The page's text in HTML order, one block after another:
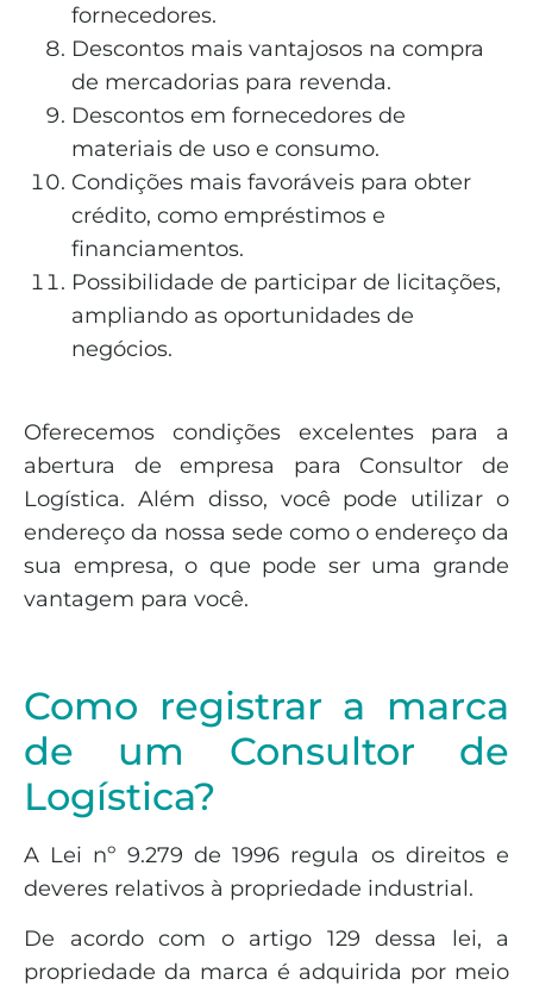
fornecedores.
Descontos mais vantajosos na compra
de mercadorias para revenda.
Descontos em fornecedores de
materiais de uso e consumo.
Condições mais favoráveis para obter
crédito, como empréstimos e
financiamentos.
Possibilidade de participar de licitações,
ampliando as oportunidades de
negócios.
Oferecemos condições excelentes para a
abertura de empresa para Consultor de
Logística. Além disso, você pode utilizar o
endereço da nossa sede como o endereço da
sua empresa, o que pode ser uma grande
vantagem para você.
Como registrar a marca
de um Consultor de
Logística?
A Lei nº 9.279 de 1996 regula os direitos e
deveres relativos à propriedade industrial.
De acordo com o artigo 129 dessa lei, a
propriedade da marca é adquirida por meio